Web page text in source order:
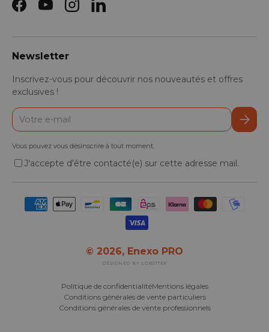
Facebook
YouTubeInstagramLinkedIn
Newsletter
Inscrivez-vous pour découvrir nos nouveautés et offres
exclusives !
E-mail
Vous pouvez vous désinscrire à tout moment.
J'accepte d'être contacté(e) sur cette adresse mail.
Moyens de paiement acceptés
© 2026, Enexo PRO
DESIGNED BY LOBSTTER
Politique de confidentialitéMentions légales
Conditions générales de vente particuliers
Conditions générales de vente professionnels